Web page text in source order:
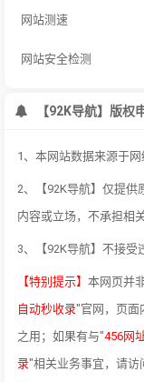
网站测速
网站安全检测
【92K导航】版权
1、本网站数据来源于网
2、【92K导航】仅提供
内容或立场，不承担相
3、【92K导航】不接受
【特别提示】 本网页并
自动秒收录"官网，页面
之用；如果有与"456网
录"相关业务事宜，请访